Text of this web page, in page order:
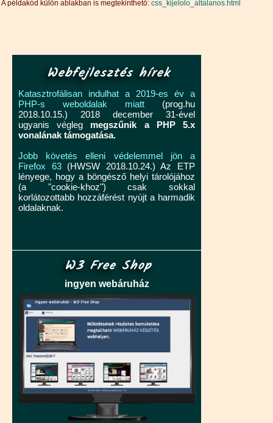
A példakód külön ablakban is megtekinthető: css_kijelolo_altalanos.html
Webfejlesztés hírek
Katasztrofálisan indulhat a 2019-es év a
PHP-s weboldalak miatt (prog.hu
2018.10.15.) 2018 december 31-ével
ugyanis végleg megszűnik a PHP 5.x
vonalának támogatása.
Jobb követés elleni védelemmel jön a
Firefox 63(HWSW 2018.10.24.) Az ETP
lényege, hogy a böngésző helyi tárolójához
(a "cookie-khoz") csak sokkal
korlátozottabb hozzáférést nyújt a harmadik
oldalaknak.
W3 Free Shop
ingyen webáruház